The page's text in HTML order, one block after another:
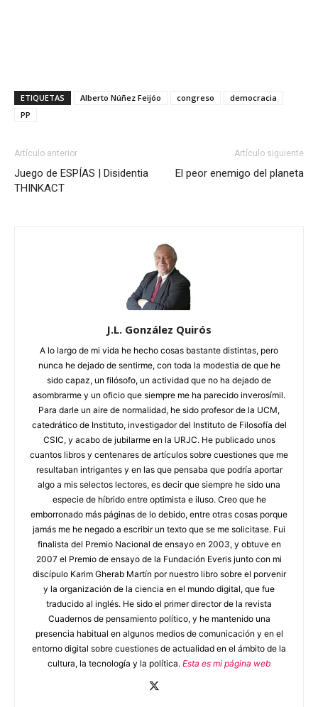
ETIQUETAS Alberto Núñez Feijóo congreso
democracia
PP
Artículo anterior
Juego de ESPÍAS | Disidentia
THINKACT
Artículo siguiente
El peor enemigo del planeta
J.L. González Quirós
A lo largo de mi vida he hecho cosas bastante distintas, pero
nunca he dejado de sentirme, con toda la modestia de que he
sido capaz, un filósofo, un actividad que no ha dejado de
asombrarme y un oficio que siempre me ha parecido inverosímil.
Para darle un aire de normalidad, he sido profesor de la UCM,
catedrático de Instituto, investigador del Instituto de Filosofía del
CSIC, y acabo de jubilarme en la URJC. He publicado unos
cuantos libros y centenares de artículos sobre cuestiones que me
resultaban intrigantes y en las que pensaba que podría aportar
algo a mis selectos lectores, es decir que siempre he sido una
especie de híbrido entre optimista e iluso. Creo que he
emborronado más páginas de lo debido, entre otras cosas porque
jamás me he negado a escribir un texto que se me solicitase. Fui
finalista del Premio Nacional de ensayo en 2003, y obtuve en
2007 el Premio de ensayo de la Fundación Everis junto con mi
discípulo Karim Gherab Martín por nuestro libro sobre el porvenir
y la organización de la ciencia en el mundo digital, que fue
traducido al inglés. He sido el primer director de la revista
Cuadernos de pensamiento político, y he mantenido una
presencia habitual en algunos medios de comunicación y en el
entorno digital sobre cuestiones de actualidad en el ámbito de la
cultura, la tecnología y la política. Esta es mi página web